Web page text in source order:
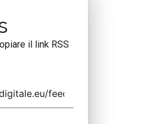
il link RSS